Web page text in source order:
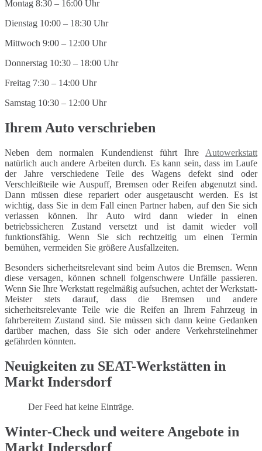
Montag 8:30 – 16:00 Uhr
Dienstag 10:00 – 18:30 Uhr
Mittwoch 9:00 – 12:00 Uhr
Donnerstag 10:30 – 18:00 Uhr
Freitag 7:30 – 14:00 Uhr
Samstag 10:30 – 12:00 Uhr
Ihrem Auto verschrieben
Neben dem normalen Kundendienst führt Ihre Autowerkstatt
natürlich auch andere Arbeiten durch. Es kann sein, dass im Laufe
der Jahre verschiedene Teile des Wagens defekt sind oder
Verschleißteile wie Auspuff, Bremsen oder Reifen abgenutzt sind.
Dann müssen diese repariert oder ausgetauscht werden. Es ist
wichtig, dass Sie in dem Fall einen Partner haben, auf den Sie sich
verlassen können. Ihr Auto wird dann wieder in einen
betriebssicheren Zustand versetzt und ist damit wieder voll
funktionsfähig. Wenn Sie sich rechtzeitig um einen Termin
bemühen, vermeiden Sie größere Ausfallzeiten.
Besonders sicherheitsrelevant sind beim Autos die Bremsen. Wenn
diese versagen, können schnell folgenschwere Unfälle passieren.
Wenn Sie Ihre Werkstatt regelmäßig aufsuchen, achtet der Werkstatt-
Meister stets darauf, dass die Bremsen und andere
sicherheitsrelevante Teile wie die Reifen an Ihrem Fahrzeug in
fahrbereitem Zustand sind. Sie müssen sich dann keine Gedanken
darüber machen, dass Sie sich oder andere Verkehrsteilnehmer
gefährden könnten.
Neuigkeiten zu SEAT-Werkstätten in
Markt Indersdorf
Der Feed hat keine Einträge.
Winter-Check und weitere Angebote in
Markt Indersdorf